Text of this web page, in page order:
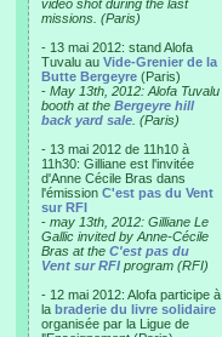
video shot during the last
missions. (Paris)
- 13 mai 2012: stand Alofa
Tuvalu au Vide-Grenier de la
Butte Bergeyre (Paris)
- May 13th, 2012: Alofa Tuvalu
booth at the Bergeyre hill
back yard sale . (Paris)
- 13 mai 2012 de 11h10 à
11h30: Gilliane est l'invitée
d'Anne Cécile Bras dans
l'émission C'est pas du Vent
sur RFI
- may 13th, 2012: Gilliane Le
Gallic invited by Anne-Cécile
Bras at the C'est pas du
Vent sur RFI program (RFI)
- 12 mai 2012: Alofa participe à
la braderie du livre solidaire
organisée par la Ligue de